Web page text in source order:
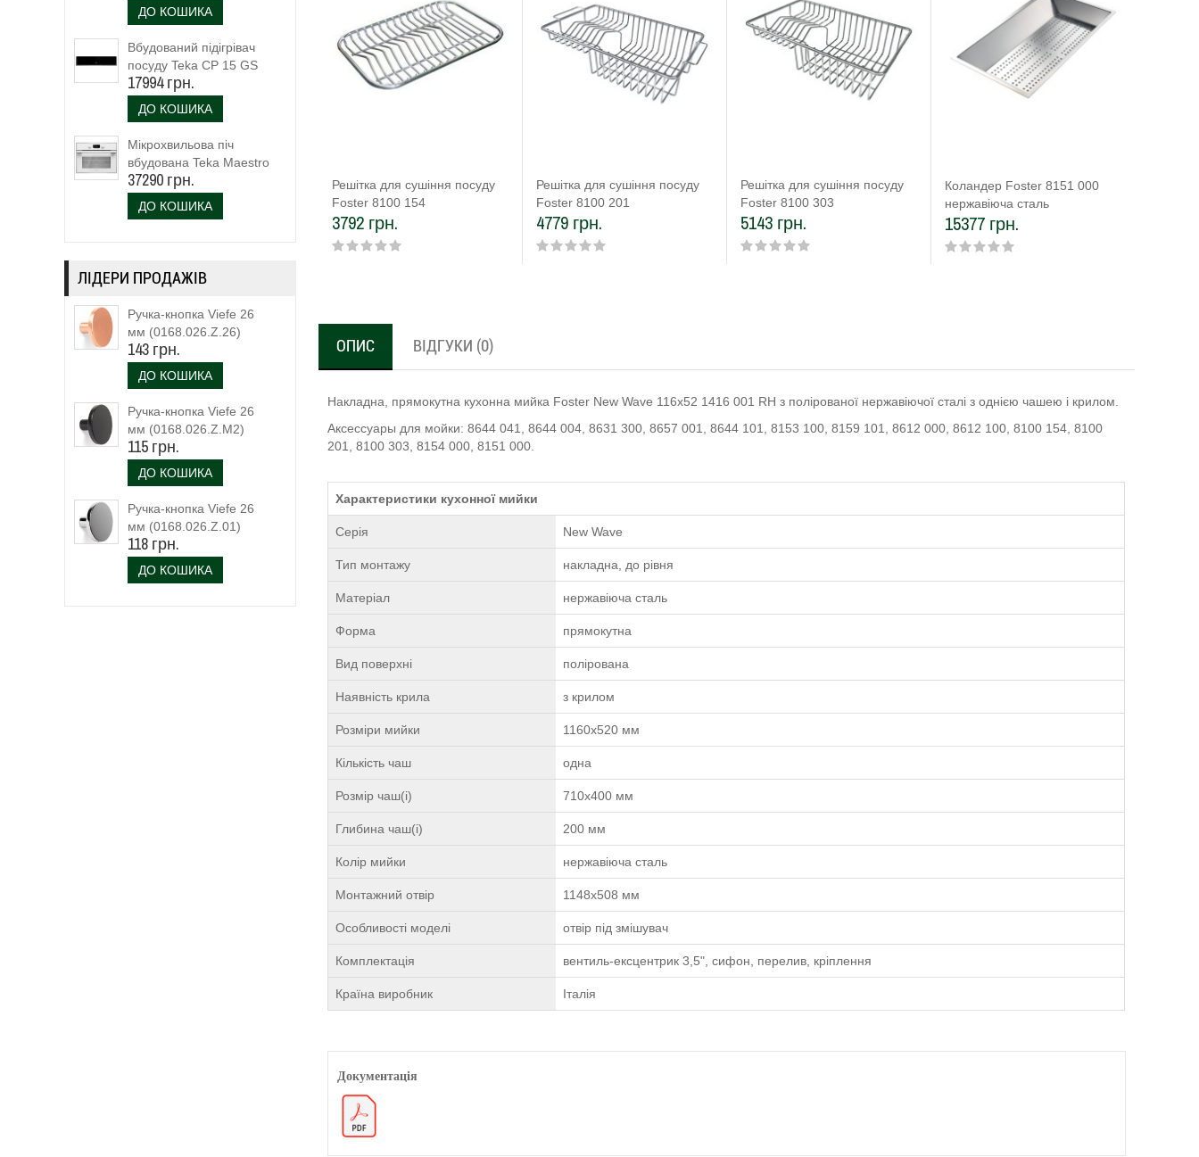
ДО КОШИКА
Вбудований підігрівач
посуду Teka CP 15 GS
(40589920)
17994 грн.
ДО КОШИКА
Мікрохвильова піч
вбудована Teka Maestro
MLC 844 (111160023)
біле скло
37290 грн.
ДО КОШИКА
ЛІДЕРИ ПРОДАЖІВ
Ручка-кнопка Viefe 26
мм (0168.026.Z.26)
143 грн.
ДО КОШИКА
Ручка-кнопка Viefe 26
мм (0168.026.Z.M2)
чорний матовий
115 грн.
ДО КОШИКА
Ручка-кнопка Viefe 26
мм (0168.026.Z.01)
118 грн.
ДО КОШИКА
Решітка для сушіння посуду
Foster 8100 154
3792 грн.
Решітка для сушіння посуду
Foster 8100 201
4779 грн.
Решітка для сушіння посуду
Foster 8100 303
5143 грн.
Коландер Foster 8151 000
нержавіюча сталь
15377 грн.
ОПИС ВІДГУКИ (0)
Накладна, прямокутна кухонна мийка Foster New Wave 116х52 1416 001 RH з полірованої нержавіючої сталі з однією чашею і крилом.
Аксессуары для мойки: 8644 041, 8644 004, 8631 300, 8657 001, 8644 101, 8153 100, 8159 101, 8612 000, 8612 100, 8100 154, 8100
201, 8100 303, 8154 000, 8151 000.
Характеристики кухонної мийки
Серія New Wave
Тип монтажу накладна, до рівня
Матеріал нержавіюча сталь
Форма прямокутна
Вид поверхні полірована
Наявність крила з крилом
Розміри мийки 1160х520 мм
Кількість чаш одна
Розмір чаш(і) 710х400 мм
Глибина чаш(і) 200 мм
Колір мийки нержавіюча сталь
Монтажний отвір 1148х508 мм
Особливості моделі отвір під змішувач
Комплектація вентиль-ексцентрик 3,5", сифон, перелив, кріплення
Країна виробник Італія
Документація